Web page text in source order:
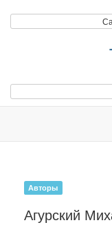
Авторы
Агурский